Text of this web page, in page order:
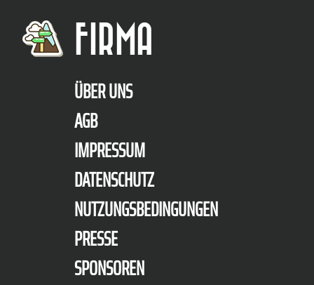
FIRMA
ÜBER UNS
AGB
IMPRESSUM
DATENSCHUTZ
NUTZUNGSBEDINGUNGEN
PRESSE
SPONSOREN